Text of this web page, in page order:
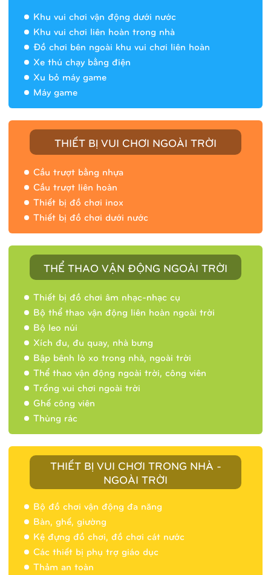
Khu vui chơi vận động dưới nước
Khu vui chơi liên hoàn trong nhà
Đồ chơi bên ngoài khu vui chơi liên hoàn
Xe thú chạy bằng điện
Xu bỏ máy game
Máy game
THIẾT BỊ VUI CHƠI NGOÀI TRỜI
Cầu trượt bằng nhựa
Cầu trượt liên hoàn
Thiết bị đồ chơi inox
Thiết bị đồ chơi dưới nước
THỂ THAO VẬN ĐỘNG NGOÀI TRỜI
Thiết bị đồ chơi âm nhạc-nhạc cụ
Bộ thể thao vận động liên hoàn ngoài trời
Bộ leo núi
Xích đu, đu quay, nhà bưng
Bập bênh lò xo trong nhà, ngoài trời
Thể thao vận động ngoài trời, công viên
Trống vui chơi ngoài trời
Ghế công viên
Thùng rác
THIẾT BỊ VUI CHƠI TRONG NHÀ -
NGOÀI TRỜI
Bộ đồ chơi vận động đa năng
Bàn, ghế, giường
Kệ đựng đồ chơi, đồ chơi cát nước
Các thiết bị phụ trợ giáo dục
Thảm an toàn
Nhà banh 9H5404